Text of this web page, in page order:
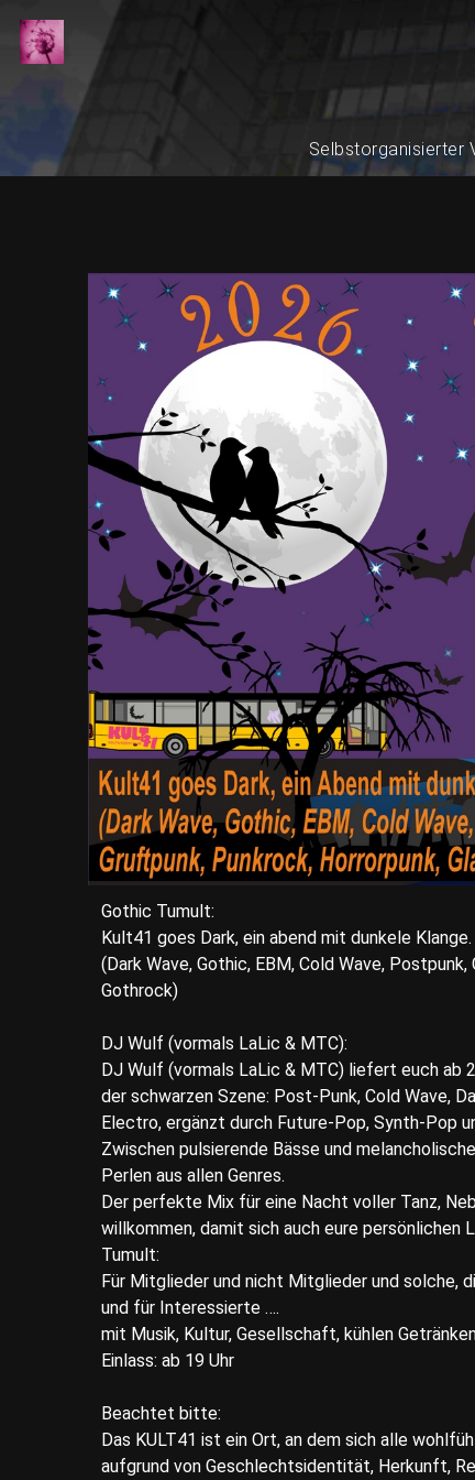
Selbstorganisierter
Gothic Tumult:
Kult41 goes Dark, ein abend mit dunkele Klange.
(Dark Wave, Gothic, EBM, Cold Wave,
Gothrock)
DJ Wulf (vormals LaLic & MTC):
DJ Wulf (vormals LaLic & MTC) liefert euch ab
der schwarzen Szene: Post-Punk, Cold Wave,
Electro, ergänzt durch Future-Pop, Synth-Pop
Zwischen pulsierende Bässe und
Perlen aus allen Genres.
Der perfekte Mix für eine Nacht voller Tanz,
willkommen, damit sich auch eure persönlichen
Tumult:
Für Mitglieder und nicht Mitglieder und solche,
und für Interessierte ….
mit Musik, Kultur, Gesellschaft, kühlen
Einlass: ab 19 Uhr
Beachtet bitte:
Das KULT41 ist ein Ort, an dem sich alle
aufgrund von Geschlechtsidentität, Herkunft,